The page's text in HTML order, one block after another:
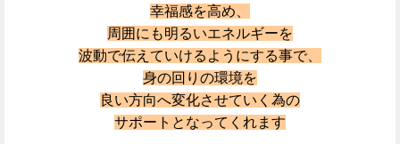
幸福感を高め、
周囲にも明るいエネルギーを
波動で伝えていけるようにする事で、
身の回りの環境を
良い方向へ変化させていく為の
サポートとなってくれます